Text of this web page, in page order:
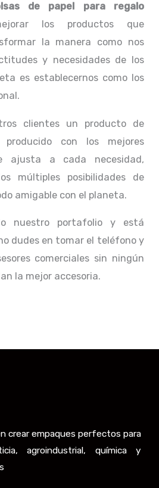
de papel para regalo
los productos que
la manera como nos
y necesidades de los
es establecernos como los
clientes un producto de
producido con los mejores
ajusta a cada necesidad,
múltiples posibilidades de
amigable con el planeta.
nuestro portafolio y está
dudes en tomar el teléfono y
comerciales sin ningún
la mejor accesoria.
crear empaques perfectos para
agroindustrial, química y